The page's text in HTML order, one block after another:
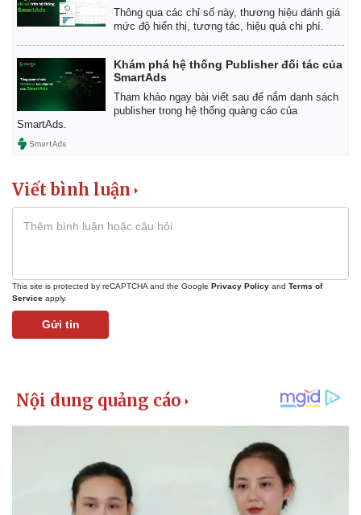
Thông qua các chỉ số này, thương hiệu đánh giá
mức độ hiển thị, tương tác, hiệu quả chi phí.
Khám phá hệ thống Publisher đối tác của
SmartAds
Tham khảo ngay bài viết sau để nắm danh sách
publisher trong hệ thống quảng cáo của
SmartAds.
Viết bình luận
This site is protected by reCAPTCHA and the Google Privacy Policy and Terms of
Service apply.
Gửi tin